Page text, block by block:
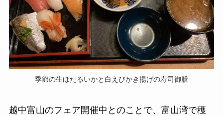
季節の生ほたるいかと白えびかき揚げの寿司御膳
越中富山のフェア開催中とのことで、富山湾で穫